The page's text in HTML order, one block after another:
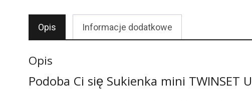
Opis Informacje dodatkowe
Opis
Podoba Ci się Sukienka mini TWINSET